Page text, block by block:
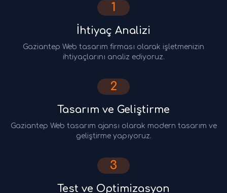
1
İhtiyaç Analizi
Gaziantep Web tasarım firması olarak işletmenizin
ihtiyaçlarını analiz ediyoruz.
2
Tasarım ve Geliştirme
Gaziantep Web tasarım ajansı olarak modern tasarım ve
geliştirme yapıyoruz.
3
Test ve Optimizasyon